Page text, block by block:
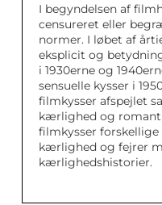
I begyndelsen af
censureret eller
normer. I løbet af
eksplicit og
i 1930erne og
sensuelle kysser i
filmkysser afspejlet
kærlighed og
filmkysser
kærlighed og fejrer
kærlighedshistorier.